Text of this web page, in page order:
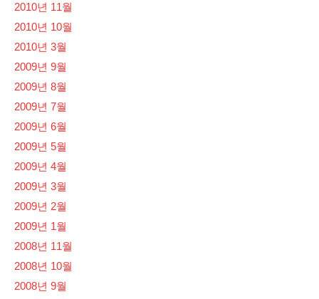
2010년 11월
2010년 10월
2010년 3월
2009년 9월
2009년 8월
2009년 7월
2009년 6월
2009년 5월
2009년 4월
2009년 3월
2009년 2월
2009년 1월
2008년 11월
2008년 10월
2008년 9월